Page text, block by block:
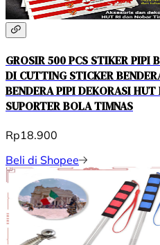
GROSIR 500 PCS STIKER PIPI
DI CUTTING STICKER
BENDERA PIPI DEKORASI
SUPORTER BOLA TIMNAS
Rp18.900
Beli di Shopee